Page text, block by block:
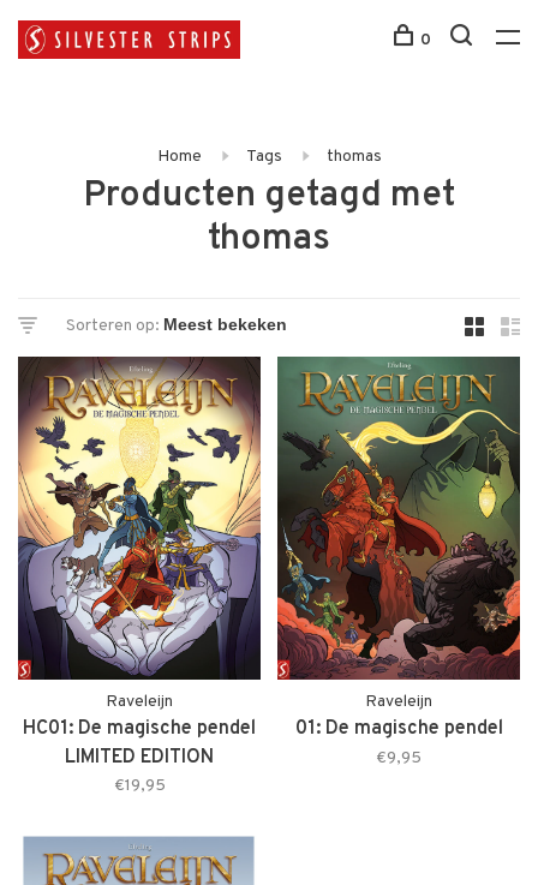
0
Home Tags thomas
Producten getagd met
thomas
Sorteren op:
Raveleijn
HC01: De magische pendel
LIMITED EDITION
€19,95
Raveleijn
01: De magische pendel
€9,95